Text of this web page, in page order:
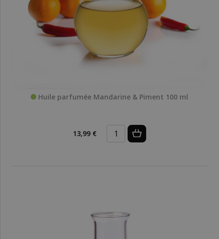
Huile parfumée Mandarine & Piment 100 ml
13,99 €